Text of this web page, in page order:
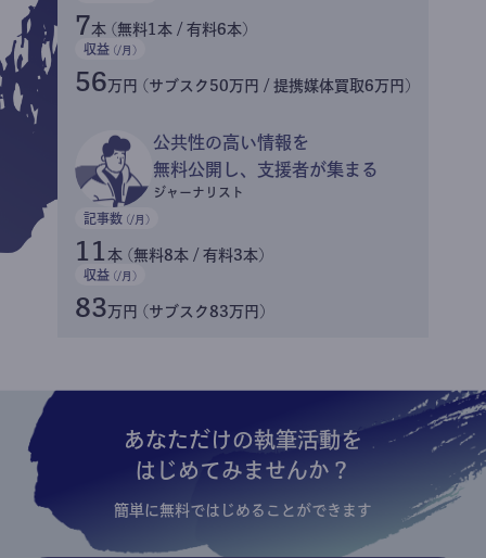
7本 (無料1本 / 有料6本)
収益 (/月)
56万円 (サブスク50万円 / 提携媒体買取6万円)
公共性の高い情報を
無料公開し、支援者が集まる
ジャーナリスト
記事数 (/月)
11 本 (無料8本 / 有料3本)
収益 (/月)
83万円 (サブスク83万円)
あなただけの執筆活動を
はじめてみませんか？
簡単に無料ではじめることができます